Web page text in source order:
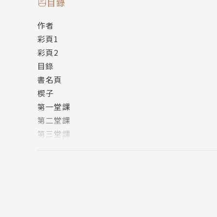
「老師給的分數不公平，你們可以向校方抗議。」
『那得浪費多少時間！等學校處理好，我都要去冬
「就算詛咒她、害她受傷住院，分數也不會改變。
說不定她會更加討厭你們，出更難的題目。」
冤冤相報何時了？吳老師苦口婆心。
同學們竊竊私語，顯然沒想到這個可能性。
『你們人類太險惡了！』
『人心好可怕！』
作者
彩頁1
彩頁2
目錄
書名頁
楔子
第一堂課
第二堂課
第三堂課